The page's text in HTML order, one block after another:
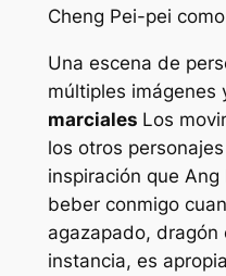
Cheng Pei-pei
Una escena de
múltiples imágenes
marciales Los
los otros
inspiración que
beber conmigo
agazapado, dragón
instancia, es